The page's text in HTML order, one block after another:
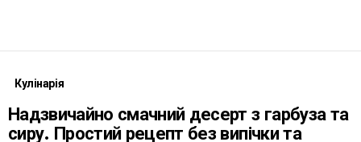
Кулінарія
Надзвичайно смачний десерт з гарбуза та
сиру. Простий рецепт без випічки та